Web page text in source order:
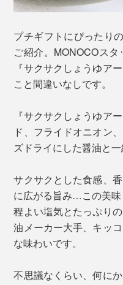
プチギフトにぴったり
ご紹介。MONOCOス
『サクサクしょうゆア
こと間違いなしです。
『サクサクしょうゆア
ド、フライドオニオン
ズドライにした醤油と一
サクサクとした食感、
に広がる旨み…この美味
程よい塩気とたっぷり
油メーカー大手、キッ
な味わいです。
不思議なくらい、何に